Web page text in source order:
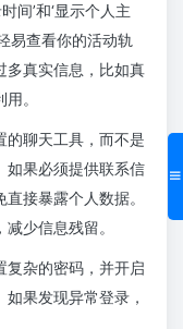
间’和‘显示个人主
易查看你的活动轨
多真实信息，比如真
。
的聊天工具，而不是
如果必须提供联系信
接暴露个人数据。
少信息残留。
复杂的密码，并开启
果发现异常登录，